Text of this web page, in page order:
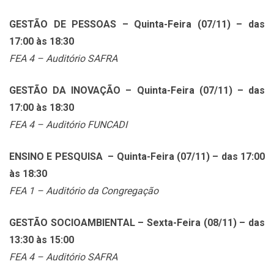
GESTÃO DE PESSOAS – Quinta-Feira (07/11) – das
17:00 às 18:30
FEA 4 – Auditório SAFRA
GESTÃO DA INOVAÇÃO – Quinta-Feira (07/11) – das
17:00 às 18:30
FEA 4 – Auditório FUNCADI
ENSINO E PESQUISA – Quinta-Feira (07/11) – das 17:00
às 18:30
FEA 1 – Auditório da Congregação
GESTÃO SOCIOAMBIENTAL – Sexta-Feira (08/11) – das
13:30 às 15:00
FEA 4 – Auditório SAFRA